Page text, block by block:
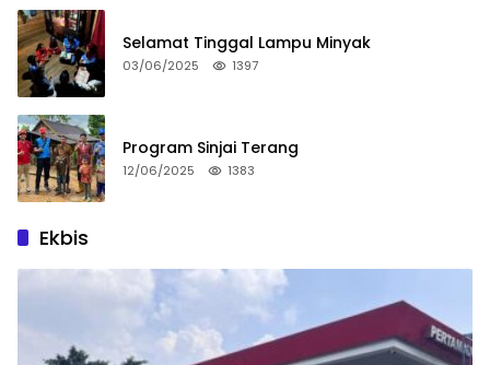
Selamat Tinggal Lampu Minyak
03/06/2025 1397
Program Sinjai Terang
12/06/2025 1383
Ekbis